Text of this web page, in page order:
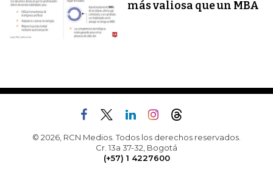
más valiosa que un MBA
© 2026, RCN Medios. Todos los derechos reservados.
Cr. 13a 37-32, Bogotá
(+57) 1 4227600